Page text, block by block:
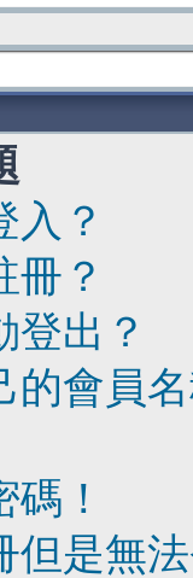
入？
冊？
登出？
的會員
！
但是無